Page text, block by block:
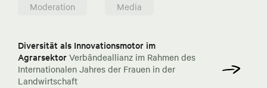
Moderation
Media
Diversität als Innovationsmotor im
Agrarsektor Verbändeallianz im Rahmen des
Internationalen Jahres der Frauen in der
Landwirtschaft